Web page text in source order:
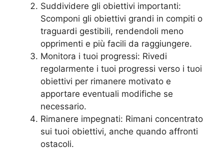
Suddividere gli obiettivi importanti:
Scomponi gli obiettivi grandi in compiti o
traguardi gestibili, rendendoli meno
opprimenti e più facili da raggiungere.
Monitora i tuoi progressi: Rivedi
regolarmente i tuoi progressi verso i tuoi
obiettivi per rimanere motivato e
apportare eventuali modifiche se
necessario.
Rimanere impegnati: Rimani concentrato
sui tuoi obiettivi, anche quando affronti
ostacoli.